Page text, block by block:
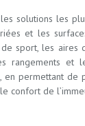
solutions les
et les
sport, les aires
rangements et
en permettant de
confort de